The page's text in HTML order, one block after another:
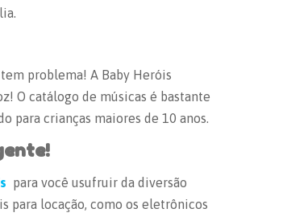
problema! A Baby Heróis
O catálogo de músicas é bastante
para crianças maiores de 10 anos.
para você usufruir da diversão
para locação, como os eletrônicos